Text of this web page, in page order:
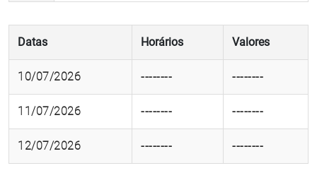
Datas Horários Valores
10/07/2026 -------- --------
11/07/2026 -------- --------
12/07/2026 -------- --------